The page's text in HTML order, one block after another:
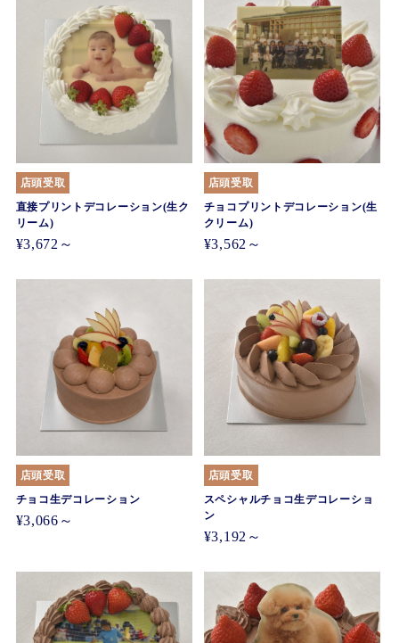
店頭受取
直接プリントデコレーション(生ク
リーム)
¥3,672～
店頭受取
チョコプリントデコレーション(生
クリーム)
¥3,562～
店頭受取
チョコ生デコレーション
¥3,066～
店頭受取
スペシャルチョコ生デコレーショ
ン
¥3,192～